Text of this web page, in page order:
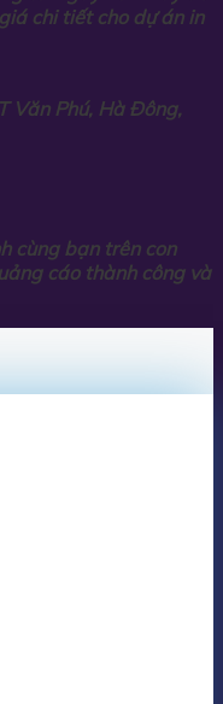
chi tiết cho dự án in
Văn Phú, Hà Đông,
cùng bạn trên con
cáo thành công và